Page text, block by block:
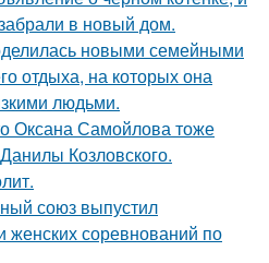
в новый дом.
новыми семейными
отдыха, на которых она
людьми.
Оксана Самойлова тоже
Козловского.
союз выпустил
женских соревнований по